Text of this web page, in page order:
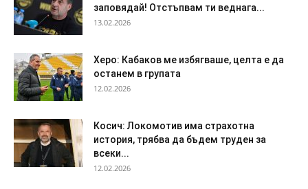
заповядай! Отстъпвам ти веднага...
13.02.2026
Херо: Кабаков ме избягваше, целта е да
останем в групата
12.02.2026
Косич: Локомотив има страхотна
история, трябва да бъдем труден за
всеки...
12.02.2026